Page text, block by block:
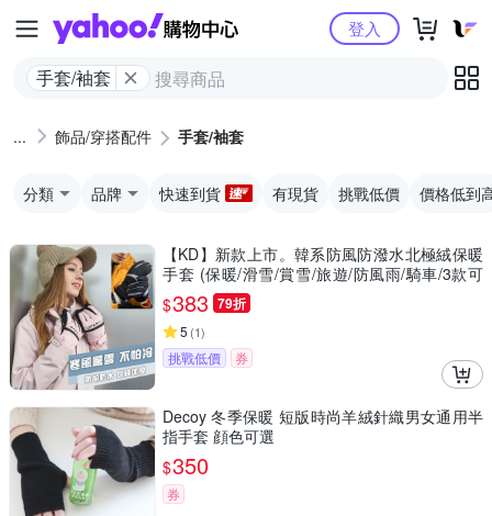
Yahoo購物中心
手​套​/​袖​套​
登入
飾品​/​穿搭​配件 手​套​/​袖​套​
分類 品牌 快速到貨 有現貨 挑戰低價 價格低到
【KD】新款上市。韓系防風防潑水北極絨保暖
手套 (保暖/滑雪/賞雪/旅遊/防風雨/騎車/3款可
選/KDG-113/2021/2321)
$383 79折
5 (1)
挑戰低價 券
Decoy 冬季保暖 短版時尚羊絨針織男女通用半
指手套 顔色可選
$350
券